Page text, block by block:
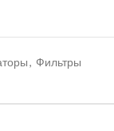
, Фильтры